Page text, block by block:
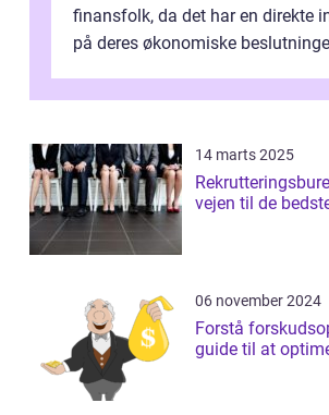
finansfolk, da det har en direkte
på deres økonomiske
14 marts 2025
vejen til de
06 november 2024
Forstå
guide til at